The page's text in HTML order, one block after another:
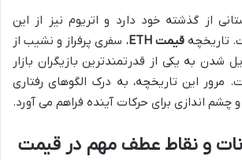
از گذشته خود دارد و اتریوم نیز از این
تاریخچهقیمت ETH
، سفری پرفراز و نشیب از
شدن به یکی از قدرتمندترین بازیگران بازار
مرور این تاریخچه، به درک الگوهای رفتاری
اندازی برای حرکات آینده فراهم می آورد.
و نقاط عطف مهم در قیمت